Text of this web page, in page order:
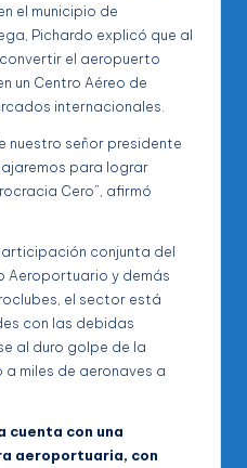
el municipio de
Pichardo explicó que al
el aeropuerto
un Centro Aéreo de
internacionales.
nuestro señor presidente
para lograr
Cero”, afirmó
conjunta del
Aeroportuario y demás
el sector está
con las debidas
al duro golpe de la
miles de aeronaves a
cuenta con una
aeroportuaria, con